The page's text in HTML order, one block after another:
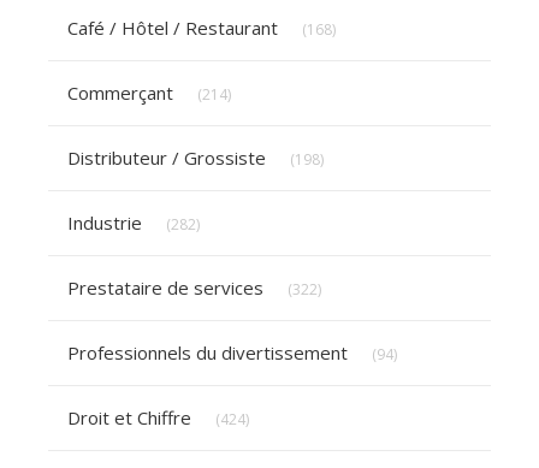
Café / Hôtel / Restaurant (168)
Commerçant (214)
Distributeur / Grossiste (198)
Industrie (282)
Prestataire de services (322)
Professionnels du divertissement (94)
Droit et Chiffre (424)